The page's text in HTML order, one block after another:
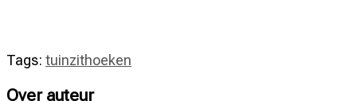
Tags: tuinzithoeken
Over auteur